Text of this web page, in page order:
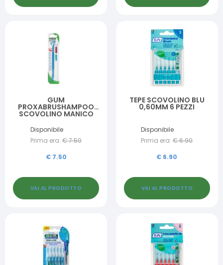
GUM
PROXABRUSHAMPOO
SCOVOLINO MANICO
Disponibile
Prima era: €7.50
€ 7.50
VAI AL PRODOTTO
TEPE SCOVOLINO BLU
0,60MM 6 PEZZI
Disponibile
Prima era: €6.90
€ 6.90
VAI AL PRODOTTO